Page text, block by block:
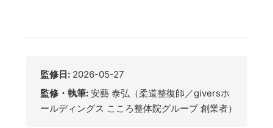
監修日: 2026-05-27
監修・執筆: 安藝 泰弘（柔道整復師／giversホ
ールディングス こころ整体院グループ 創業者）